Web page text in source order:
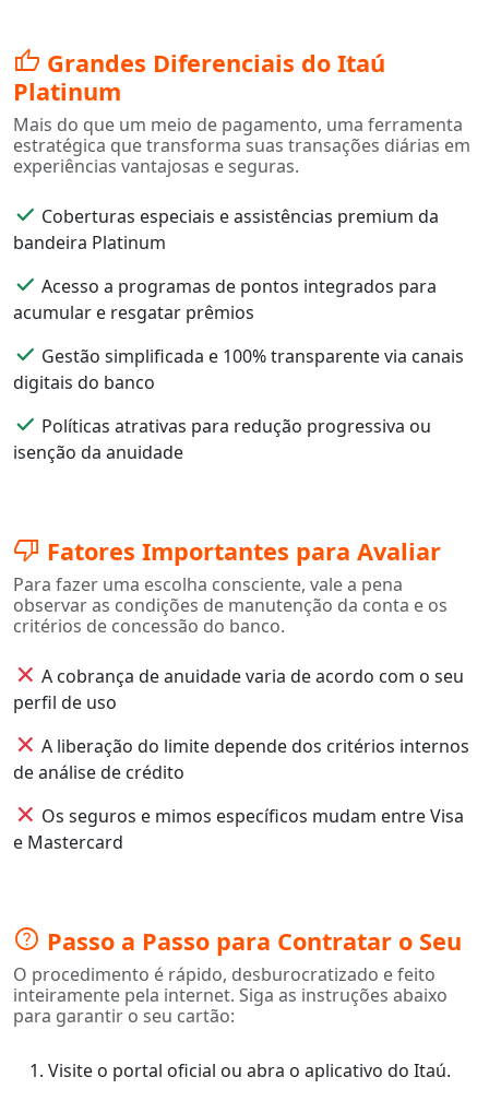
thumb_up Grandes Diferenciais do Itaú
Platinum
Mais do que um meio de pagamento, uma ferramenta
estratégica que transforma suas transações diárias em
experiências vantajosas e seguras.
done Coberturas especiais e assistências premium da
bandeira Platinum
done Acesso a programas de pontos integrados para
acumular e resgatar prêmios
done Gestão simplificada e 100% transparente via canais
digitais do banco
done Políticas atrativas para redução progressiva ou
isenção da anuidade
thumb_down Fatores Importantes para Avaliar
Para fazer uma escolha consciente, vale a pena
observar as condições de manutenção da conta e os
critérios de concessão do banco.
close A cobrança de anuidade varia de acordo com o seu
perfil de uso
close A liberação do limite depende dos critérios internos
de análise de crédito
close Os seguros e mimos específicos mudam entre Visa
e Mastercard
help Passo a Passo para Contratar o Seu
O procedimento é rápido, desburocratizado e feito
inteiramente pela internet. Siga as instruções abaixo
para garantir o seu cartão:
Visite o portal oficial ou abra o aplicativo do Itaú.